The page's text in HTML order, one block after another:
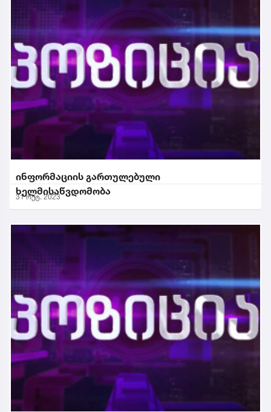
ინფორმაციის გართულებული
ხელმისაწვდომობა
31 ოქტ. 2023